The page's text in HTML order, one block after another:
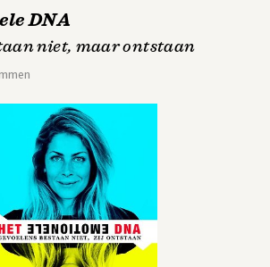
DNA
niet, maar ontstaan